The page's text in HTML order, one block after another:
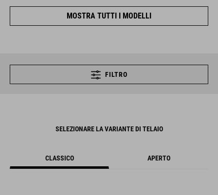
MOSTRA TUTTI I MODELLI
FILTRO
SELEZIONARE LA VARIANTE DI TELAIO
CLASSICO APERTO